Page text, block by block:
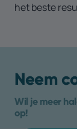
het beste
Neem
Wil je meer
op!